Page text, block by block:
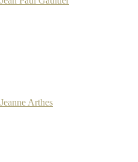
Jeanne Arthes